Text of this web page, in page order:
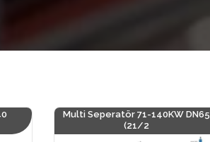
Multi Seperatör 71-140KW DN65
(21/2